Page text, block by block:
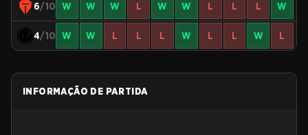
6/10 W W W L W W L L L W
4/10 W W L L L W L L W L
INFORMAÇÃO DE PARTIDA